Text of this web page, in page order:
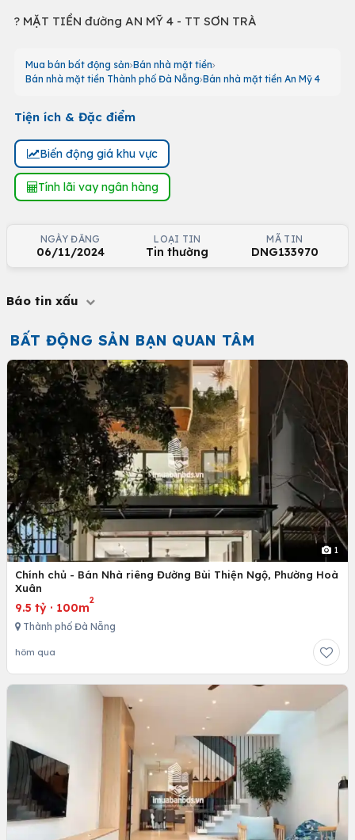
? MẶT TIỀN đường AN MỸ 4 - TT SƠN TRÀ
Mua bán bất động sản Bán nhà mặt tiền
Bán nhà mặt tiền Thành phố Đà Nẵng Bán nhà mặt tiền An Mỹ 4
Tiện ích & Đặc điểm
Biến động giá khu vực
Tính lãi vay ngân hàng
NGÀY ĐĂNG
06/11/2024
LOẠI TIN
Tin thường
MÃ TIN
DNG133970
Báo tin xấu
BẤT ĐỘNG SẢN BẠN QUAN TÂM
1
Chính chủ - Bán Nhà riêng Đường Bùi Thiện Ngộ, Phường Hoà
Xuân
9.5 tỷ · 100m
2
Thành phố Đà Nẵng
hôm qua